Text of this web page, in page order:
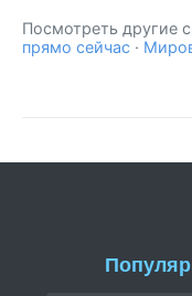
Посмотреть другие
прямо сейчас ·